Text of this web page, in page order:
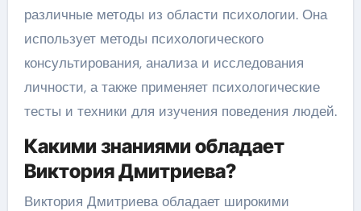
различные методы из области психологии. Она
использует методы психологического
консультирования, анализа и исследования
личности, а также применяет психологические
тесты и техники для изучения поведения людей.
Какими знаниями обладает
Виктория Дмитриева?
Виктория Дмитриева обладает широкими